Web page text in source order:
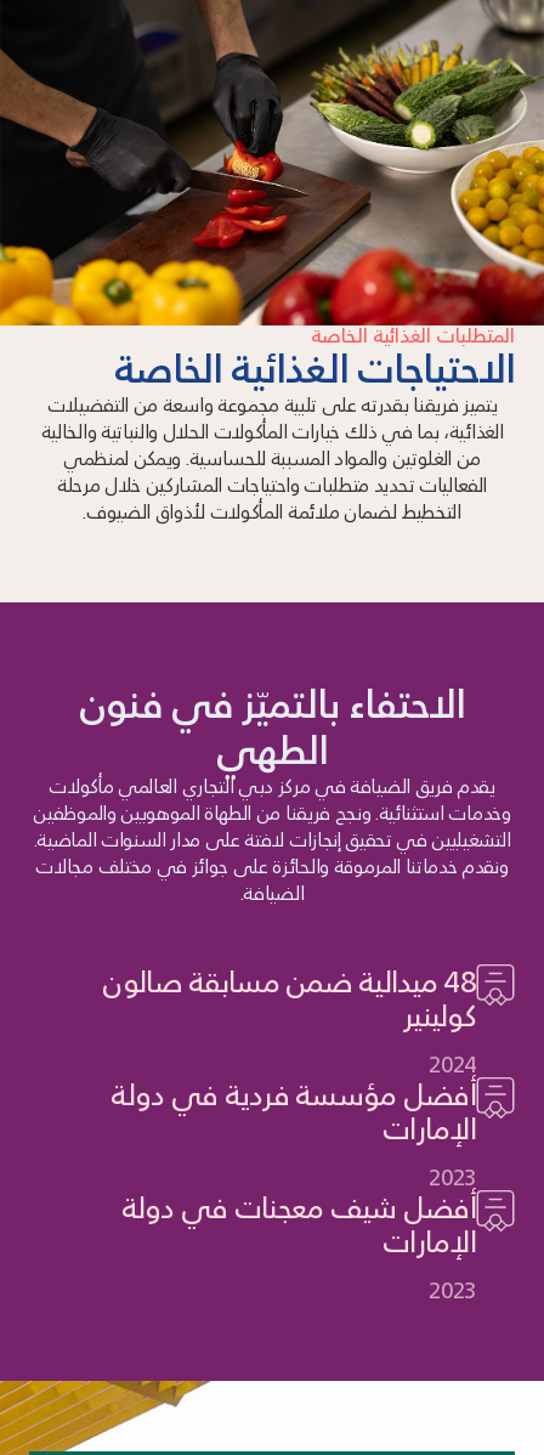
المتطلبات الغذائية الخاصة
الاحتياجات الغذائية الخاصة
يتميز فريقنا بقدرته على تلبية مجموعة واسعة من التفضيلات
الغذائية، بما في ذلك خيارات المأكولات الحلال والنباتية والخالية
من الغلوتين والمواد المسببة للحساسية. ويمكن لمنظمي
الفعاليات تحديد متطلبات واحتياجات المشاركين خلال مرحلة
التخطيط لضمان ملائمة المأكولات لأذواق الضيوف.
الاحتفاء بالتميّز في فنون
الطهي
يقدم فريق الضيافة في مركز دبي التجاري العالمي مأكولات
وخدمات استثنائية. ونجح فريقنا من الطهاة الموهوبين والموظفين
التشغيليين في تحقيق إنجازات لافتة على مدار السنوات الماضية.
ونقدم خدماتنا المرموقة والحائزة على جوائز في مختلف مجالات
الضيافة.
48 ميدالية ضمن مسابقة صالون
كولينير
2024
أفضل مؤسسة فردية في دولة
الإمارات
2023
أفضل شيف معجنات في دولة
الإمارات
2023